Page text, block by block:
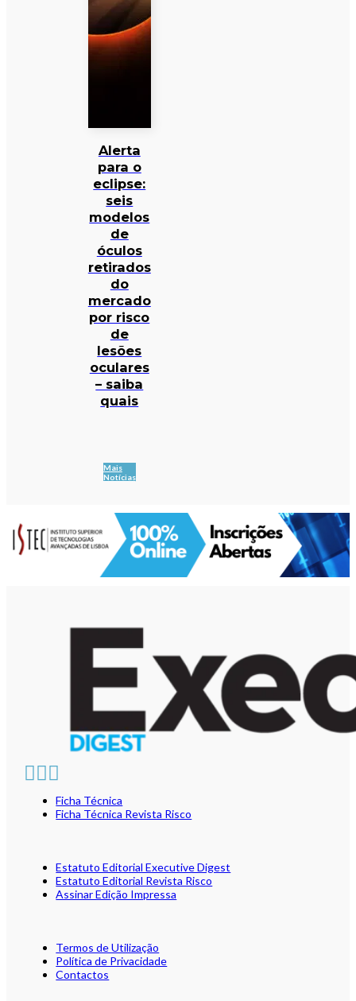
Alerta
para o
eclipse:
seis
modelos
de
óculos
retirados
do
mercado
por risco
de
lesões
oculares
– saiba
quais
Mais
Notícias
Ficha Técnica
Ficha Técnica Revista Risco
Estatuto Editorial Executive Digest
Estatuto Editorial Revista Risco
Assinar Edição Impressa
Termos de Utilização
Política de Privacidade
Contactos